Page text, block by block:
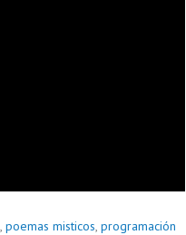
, poemas misticos, programación